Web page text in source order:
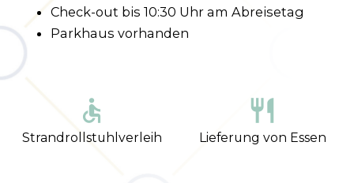
Check-out bis 10:30 Uhr am Abreisetag
Parkhaus vorhanden
accessible
Strandrollstuhlverleih
restaurant
Lieferung von Essen